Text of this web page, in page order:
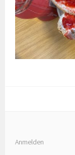
Anmelden